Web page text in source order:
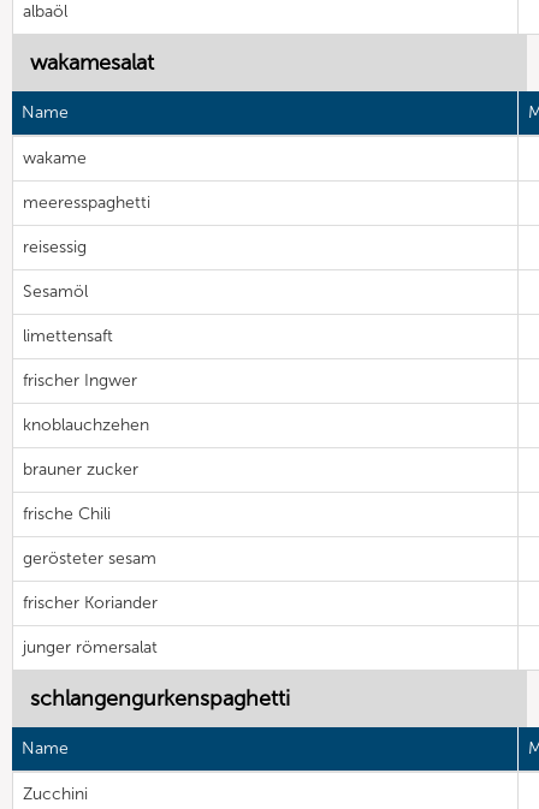
albaöl
wakamesalat
Name
wakame
meeresspaghetti
reisessig
Sesamöl
limettensaft
frischer Ingwer
knoblauchzehen
brauner zucker
frische Chili
gerösteter sesam
frischer Koriander
junger römersalat
schlangengurkenspaghetti
Name
Zucchini